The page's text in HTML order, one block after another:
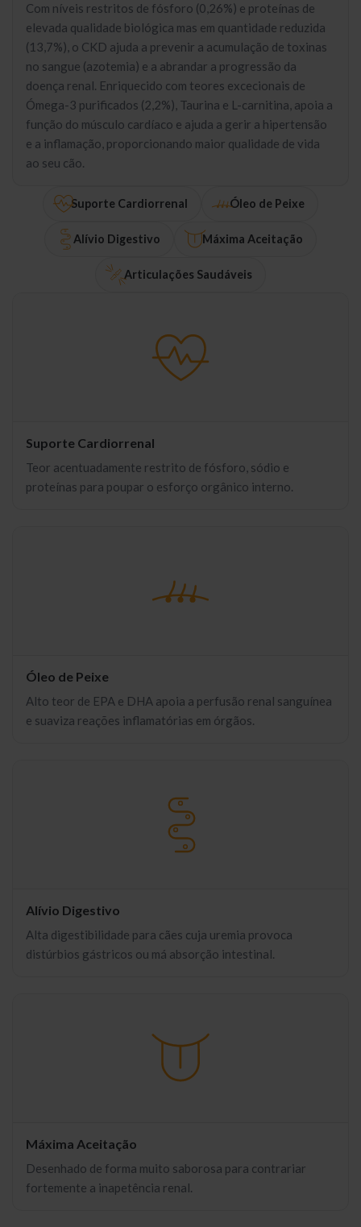
Com níveis restritos de fósforo (0,26%) e proteínas de
elevada qualidade biológica mas em quantidade reduzida
(13,7%), o CKD ajuda a prevenir a acumulação de toxinas
no sangue (azotemia) e a abrandar a progressão da
doença renal. Enriquecido com teores excecionais de
Ómega-3 purificados (2,2%), Taurina e L-carnitina, apoia a
função do músculo cardíaco e ajuda a gerir a hipertensão
e a inflamação, proporcionando maior qualidade de vida
ao seu cão.
Suporte Cardiorrenal Óleo de Peixe
Alívio Digestivo Máxima Aceitação
Articulações Saudáveis
Suporte Cardiorrenal
Teor acentuadamente restrito de fósforo, sódio e
proteínas para poupar o esforço orgânico interno.
Óleo de Peixe
Alto teor de EPA e DHA apoia a perfusão renal sanguínea
e suaviza reações inflamatórias em órgãos.
Alívio Digestivo
Alta digestibilidade para cães cuja uremia provoca
distúrbios gástricos ou má absorção intestinal.
Máxima Aceitação
Desenhado de forma muito saborosa para contrariar
fortemente a inapetência renal.